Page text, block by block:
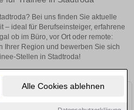
Alle Cookies ablehnen
Bei uns finden Sie aktuelle
– ideal für Berufseinsteiger, erfahrene
ob im Büro, vor Ort oder remote:
Ihrer Region und bewerben Sie sich
Stellen in Stadtroda!